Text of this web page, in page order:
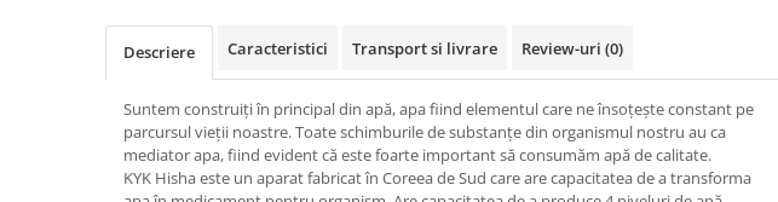
Descriere Caracteristici Transport si livrare Review-uri (0)
Suntem construiți în principal din apă, apa fiind elementul care ne însoțește constant pe
parcursul vieții noastre. Toate schimburile de substanțe din organismul nostru au ca
mediator apa, fiind evident că este foarte important să consumăm apă de calitate.
KYK Hisha este un aparat fabricat în Coreea de Sud care are capacitatea de a transforma